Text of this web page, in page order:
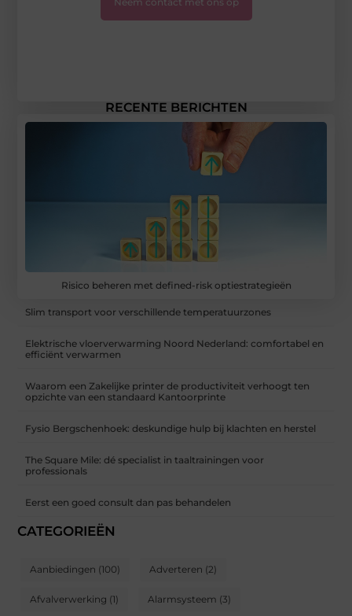
RECENTE BERICHTEN
Risico beheren met defined-risk optiestrategieën
Slim transport voor verschillende temperatuurzones
Elektrische vloerverwarming Noord Nederland: comfortabel en
efficiënt verwarmen
Waarom een Zakelijke printer de productiviteit verhoogt ten
opzichte van een standaard Kantoorprinte
Fysio Bergschenhoek: deskundige hulp bij klachten en herstel
The Square Mile: dé specialist in taaltrainingen voor
professionals
Eerst een goed consult dan pas behandelen
CATEGORIEËN
Aanbiedingen (100) Adverteren (2)
Afvalverwerking (1) Alarmsysteem (3)